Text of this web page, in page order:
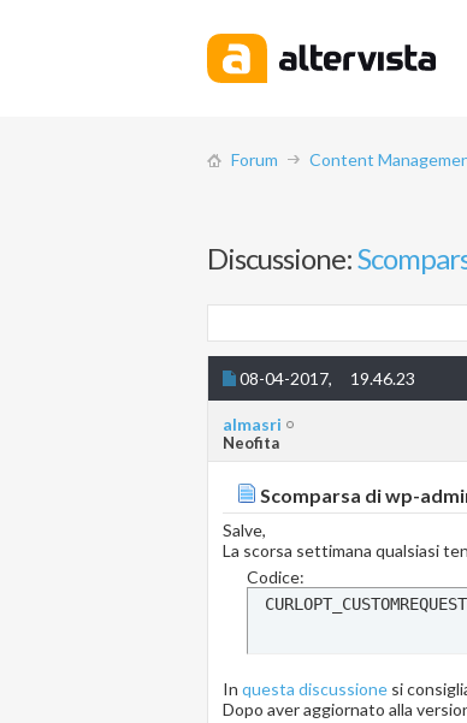
Forum Content
Discussione:
08-04-2017, 19.46.23
almasri
Neofita
Scomparsa di wp-
Salve,
La scorsa settimana qualsiasi
Codice:
In questa discussione si
Dopo aver aggiornato alla